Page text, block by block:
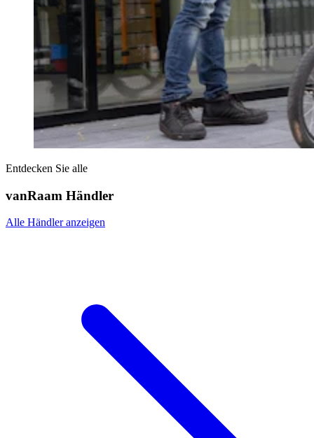
Entdecken Sie alle
vanRaam Händler
Alle Händler anzeigen